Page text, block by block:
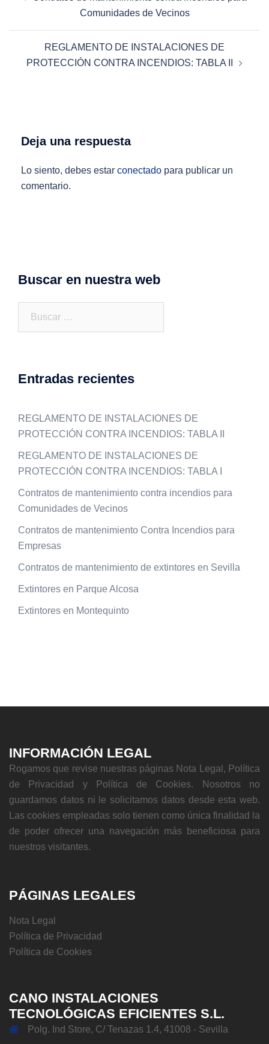
de
Comunidades de Vecinos
REGLAMENTO DE INSTALACIONES DE
PROTECCIÓN CONTRA INCENDIOS: TABLA II
Deja una respuesta
Lo siento, debes estar conectado para publicar un
comentario.
Buscar en nuestra web
Entradas recientes
REGLAMENTO DE INSTALACIONES DE
PROTECCIÓN CONTRA INCENDIOS: TABLA II
REGLAMENTO DE INSTALACIONES DE
PROTECCIÓN CONTRA INCENDIOS: TABLA I
Contratos de mantenimiento contra incendios para
Comunidades de Vecinos
Contratos de mantenimiento Contra Incendios para
Empresas
Contratos de mantenimiento de extintores en Sevilla
Extintores en Parque Alcosa
Extintores en Montequinto
INFORMACIÓN LEGAL
Rogamos que revise nuestras páginas Nota Legal, Política
de Privacidad y Política de Cookies. Nosotros no
guardamos datos ni le solicitamos datos desde esta web.
Las cookies empleadas solo tienen como única finalidad la
de poder ofrecer una navegación más beneficiosa para
nuestros visitantes.
PÁGINAS LEGALES
Nota Legal
Política de Privacidad
Política de Cookies
CANO INSTALACIONES
TECNOLÓGICAS EFICIENTES S.L.
Polg. Ind Store, C/ Tenazas 1.4, 41008 - Sevilla